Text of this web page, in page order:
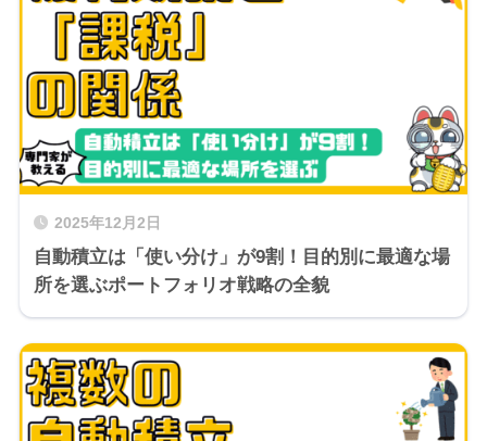
2025年12月2日
自動積立は「使い分け」が9割！目的別に最適な場
所を選ぶポートフォリオ戦略の全貌